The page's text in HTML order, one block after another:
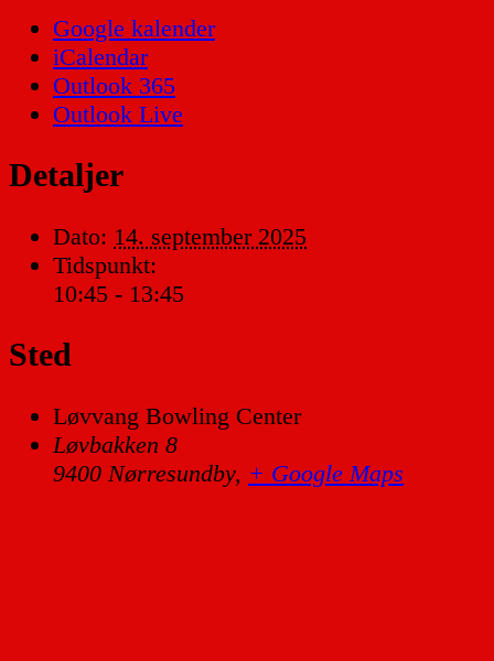
Google kalender
iCalendar
Outlook 365
Outlook Live
Detaljer
Dato: 14. september 2025
Tidspunkt:
10:45 - 13:45
Sted
Løvvang Bowling Center
Løvbakken 8
9400 Nørresundby, + Google Maps